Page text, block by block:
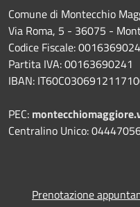
Comune di Montecchio
Via Roma, 5 - 36075 -
Codice Fiscale:
Partita IVA: 00163690241
IBAN:
PEC:
Centralino Unico:
Prenotazione